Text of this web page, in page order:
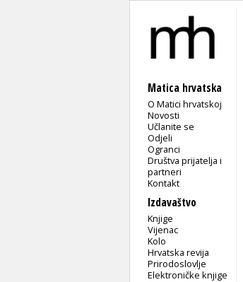
Matica hrvatska
O Matici hrvatskoj
Novosti
Učlanite se
Odjeli
Ogranci
Društva prijatelja i
partneri
Kontakt
Izdavaštvo
Knjige
Vijenac
Kolo
Hrvatska revija
Prirodoslovlje
Elektroničke knjige